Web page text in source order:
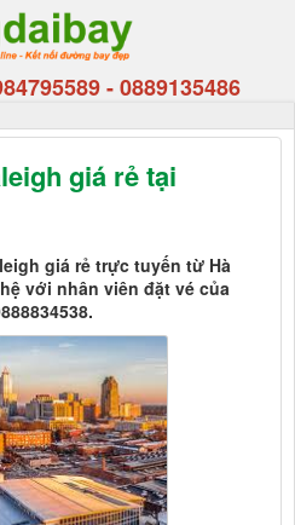
-0889135486
giá rẻ tại
giá rẻ trực tuyến từ Hà
với nhân viên đặt vé của